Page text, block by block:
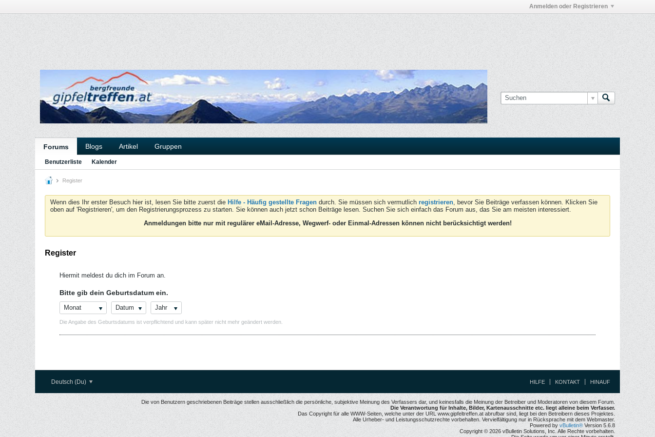
Anmelden oder Registrieren
Forums Blogs Artikel Gruppen
Benutzerliste Kalender
Register
Wenn dies Ihr erster Besuch hier ist, lesen Sie bitte zuerst die Hilfe - Häufig gestellte Fragen durch. Sie müssen sich vermutlich registrieren, bevor Sie Beiträge verfassen können. Klicken Sie
oben auf 'Registrieren', um den Registrierungsprozess zu starten. Sie können auch jetzt schon Beiträge lesen. Suchen Sie sich einfach das Forum aus, das Sie am meisten interessiert.
Anmeldungen bitte nur mit regulärer eMail-Adresse, Wegwerf- oder Einmal-Adressen können nicht berücksichtigt werden!
Register
Hiermit meldest du dich im Forum an.
Bitte gib dein Geburtsdatum ein.
Monat Datum Jahr
Die Angabe des Geburtsdatums ist verpflichtend und kann später nicht mehr geändert werden.
Deutsch (Du) HILFE KONTAKT HINAUF
Die von Benutzern geschriebenen Beiträge stellen ausschließlich die persönliche, subjektive Meinung des Verfassers dar, und keinesfalls die Meinung der Betreiber und Moderatoren von diesem Forum.
Die Verantwortung für Inhalte, Bilder, Kartenausschnitte etc. liegt alleine beim Verfasser.
Das Copyright für alle WWW-Seiten, welche unter der URL www.gipfeltreffen.at abrufbar sind, liegt bei den Betreibern dieses Projektes.
Alle Urheber- und Leistungsschutzrechte vorbehalten. Vervielfältigung nur in Rücksprache mit dem Webmaster.
Powered by vBulletin® Version 5.6.8
Copyright © 2026 vBulletin Solutions, Inc. Alle Rechte vorbehalten.